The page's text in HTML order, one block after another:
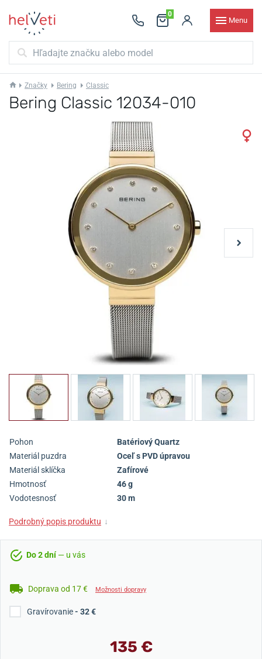
0
Menu
Značky Bering Classic
Bering Classic 12034-010
Pohon
Batériový Quartz
Materiál puzdra
Oceľ s PVD úpravou
Materiál sklíčka
Zafírové
Hmotnosť
46 g
Vodotesnosť
30 m
Podrobný popis produktu ↓
Do 2 dní— u vás
Doprava od 17 € Možnosti dopravy
Gravírovanie- 32 €
135 €